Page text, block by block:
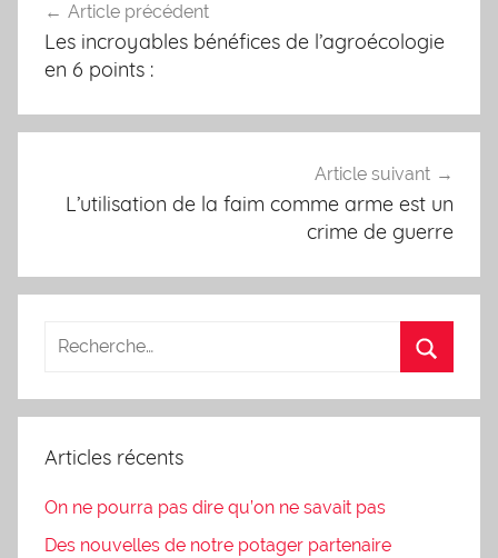
de
l’article
Article précédent
Les incroyables bénéfices de l’agroécologie
en 6 points :
Article suivant
L’utilisation de la faim comme arme est un
crime de guerre
Articles récents
On ne pourra pas dire qu’on ne savait pas
Des nouvelles de notre potager partenaire